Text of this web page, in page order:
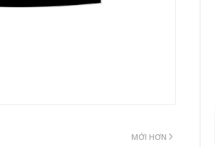
MỚI HƠN